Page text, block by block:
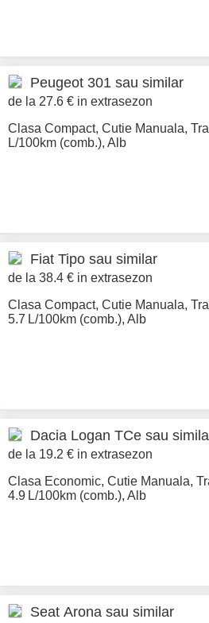
Peugeot 301 sau similar
de la 27.6 € in extrasezon
Clasa Compact, Cutie Manuala,
L/100km (comb.), Alb
Fiat Tipo sau similar
de la 38.4 € in extrasezon
Clasa Compact, Cutie Manuala,
5.7 L/100km (comb.), Alb
Dacia Logan TCe sau
de la 19.2 € in extrasezon
Clasa Economic, Cutie Manuala,
4.9 L/100km (comb.), Alb
Seat Arona sau similar